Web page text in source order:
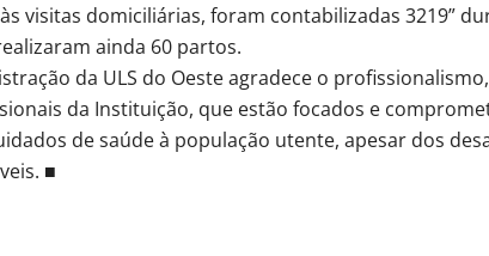
visitas domiciliárias, foram contabilizadas 3219”
ainda 60 partos.
da ULS do Oeste agradece o
da Instituição, que estão focados e
de saúde à população utente, apesar dos
■